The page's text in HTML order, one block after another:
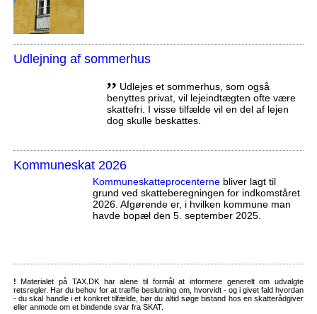
Udlejning af sommerhus
,, Udlejes et sommerhus, som også
benyttes privat, vil lejeindtægten ofte være
skattefri. I visse tilfælde vil en del af lejen
dog skulle beskattes.
Kommuneskat 2026
Kommuneskatte­procenternebliver lagt til
grund ved skatteberegningen for indkomståret
2026. Afgørende er, i hvilken kommune man
havde bopæl den 5. september 2025.
! Materialet på TAX.DK har alene til formål at informere generelt om udvalgte
retsregler. Har du behov for at træffe beslutning om, hvorvidt - og i givet fald hvordan
- du skal handle i et konkret tilfælde, bør du altid søge bistand hos en skatterådgiver
eller anmode om et bindende svar fra SKAT.